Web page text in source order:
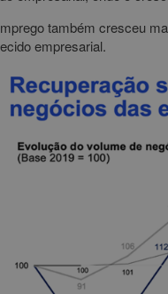
também cresceu
empresarial.